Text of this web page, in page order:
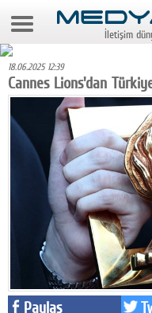
9 Ağustos 2026 11:11:36
Foto Galeri
Video Galeri
Gazeteler
Medya
Reyting-tiraj
Teknoloji
Televizyon
Dünya
İletişim
18.06.2025 12:39
Cannes Lions'dan
Paylaş